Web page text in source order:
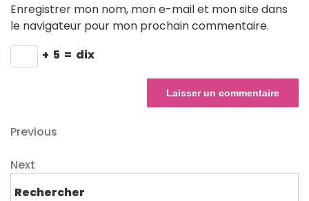
Enregistrer mon nom, mon e-mail et mon site dans
le navigateur pour mon prochain commentaire.
+ 5 = dix
Navigation
de
l’article
Previous
Previous
Next
Next
Rechercher